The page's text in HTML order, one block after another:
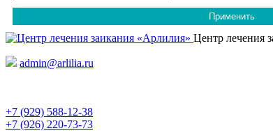
Применить
Центр лечения
admin@arlilia.ru
+7 (929) 588-12-38
+7 (926) 220-73-73